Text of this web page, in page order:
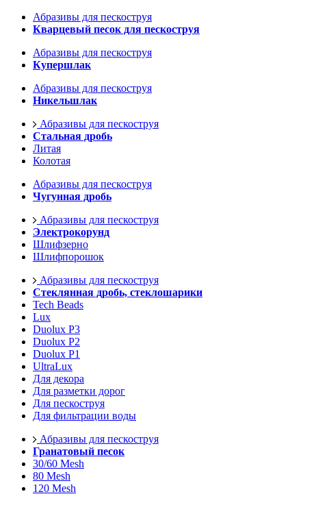
Абразивы для пескоструя
Кварцевый песок для пескоструя
Абразивы для пескоструя
Купершлак
Абразивы для пескоструя
Никельшлак
Абразивы для пескоструя
Стальная дробь
Литая
Колотая
Абразивы для пескоструя
Чугунная дробь
Абразивы для пескоструя
Электрокорунд
Шлифзерно
Шлифпорошок
Абразивы для пескоструя
Стеклянная дробь, стеклошарики
Tech Beads
Lux
Duolux P3
Duolux P2
Duolux P1
UltraLux
Для декора
Для разметки дорог
Для пескоструя
Для фильтрации воды
Абразивы для пескоструя
Гранатовый песок
30/60 Mesh
80 Mesh
120 Mesh